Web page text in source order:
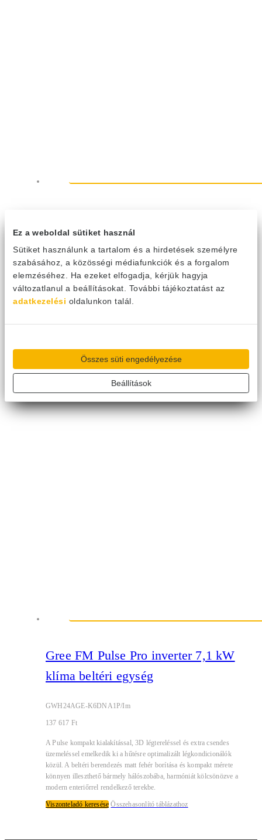
Ez a weboldal sütiket használ
Sütiket használunk a tartalom és a hirdetések személyre
szabásához, a közösségi médiafunkciók és a forgalom
elemzéséhez. Ha ezeket elfogadja, kérjük hagyja
változatlanul a beállításokat. További tájékoztatást az
adatkezelési oldalunkon talál.
Összes süti engedélyezése
Beállítások
3,5 kW klíma szett
GUD35PS1
589 674 Ft
Viszonteladó keresése Összehasonlító táblázathoz
Gree FM Pulse Pro inverter 7,1 kW
klíma beltéri egység
GWH24AGE-K6DNA1P/Im
137 617 Ft
A Pulse kompakt kialakítással, 3D légtereléssel és extra csendes
üzemeléssel emelkedik ki a hűtésre optimalizált légkondicionálók
közül. A beltéri berendezés matt fehér borítása és kompakt mérete
könnyen illeszthető bármely hálószobába, harmóniát kölcsönözve a
modern enteriőrrel rendelkező terekbe.
Viszonteladó keresése Összehasonlító táblázathoz